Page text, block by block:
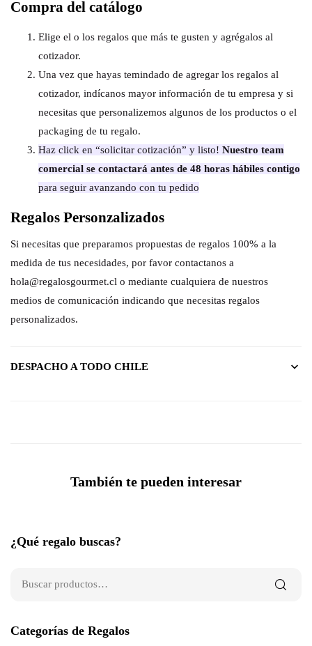
Compra del catálogo
Elige el o los regalos que más te gusten y agrégalos al
cotizador.
Una vez que hayas temindado de agregar los regalos al
cotizador, indícanos mayor información de tu empresa y si
necesitas que personalizemos algunos de los productos o el
packaging de tu regalo.
Haz click en “solicitar cotización” y listo! Nuestro team
comercial se contactará antes de 48 horas hábiles contigo
para seguir avanzando con tu pedido
Regalos Personzalizados
Si necesitas que preparamos propuestas de regalos 100% a la
medida de tus necesidades, por favor contactanos a
hola@regalosgourmet.cl o mediante cualquiera de nuestros
medios de comunicación indicando que necesitas regalos
personalizados.
DESPACHO A TODO CHILE
También te pueden interesar
¿Qué regalo buscas?
Categorías de Regalos